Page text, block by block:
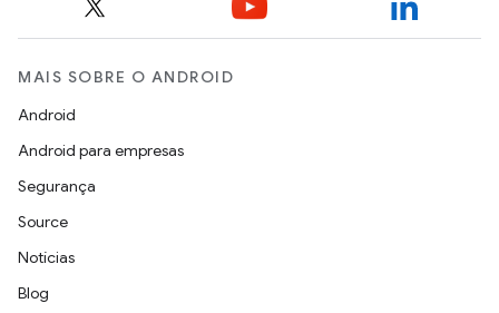
MAIS SOBRE O ANDROID
Android
Android para empresas
Segurança
Source
Notícias
Blog